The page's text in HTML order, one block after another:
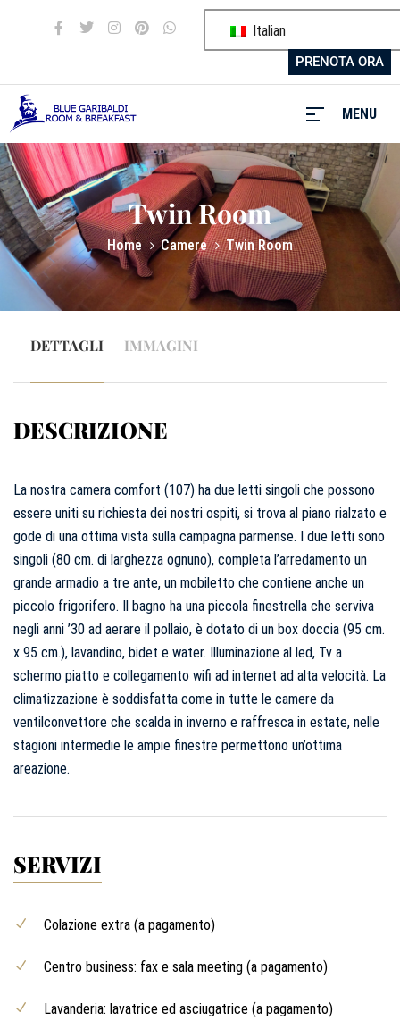
Italian
PRENOTA ORA
MENU
MENU
Blue
Garibaldi
nostri
Arrivo
8 AGOSTO 2026
sabato
Partenza
9 AGOSTO
domenica
Twin Room
Home Camere Twin Room
DETTAGLI IMMAGINI
DESCRIZIONE
La nostra camera comfort (107) ha due letti singoli che possono
essere uniti su richiesta dei nostri ospiti, si trova al piano rialzato e
gode di una ottima vista sulla campagna parmense. I due letti sono
singoli (80 cm. di larghezza ognuno), completa l’arredamento un
grande armadio a tre ante, un mobiletto che contiene anche un
piccolo frigorifero. Il bagno ha una piccola finestrella che serviva
negli anni ’30 ad aerare il pollaio, è dotato di un box doccia (95 cm.
x 95 cm.), lavandino, bidet e water. Illuminazione al led, Tv a
schermo piatto e collegamento wifi ad internet ad alta velocità. La
climatizzazione è soddisfatta come in tutte le camere da
ventilconvettore che scalda in inverno e raffresca in estate, nelle
stagioni intermedie le ampie finestre permettono un’ottima
areazione.
SERVIZI
Colazione extra (a pagamento)
Centro business: fax e sala meeting (a pagamento)
Lavanderia: lavatrice ed asciugatrice (a pagamento)